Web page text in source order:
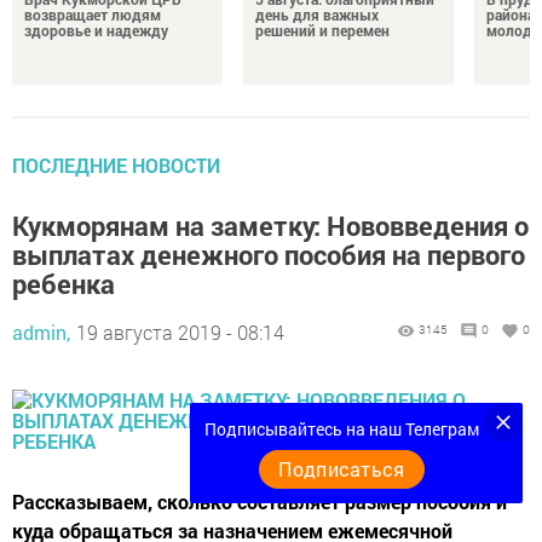
возвращает людям
здоровье и надежду
день для важных
решений и перемен
района
ПОСЛЕДНИЕ НОВОСТИ
Кукморянам на заметку: Нововведения о
выплатах денежного пособия на первого
ребенка
admin, 19 августа 2019 - 08:14 3145 0 0
Рассказываем, сколько составляет размер пособия и
куда обращаться за назначением ежемесячной
Подписывайтесь на наш Телеграм
Подписаться